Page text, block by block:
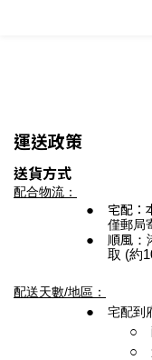
運送政策
送貨方式
配合物流：
宅配：
僅郵局
順風
取 (約
配送天數/地區：
宅配到